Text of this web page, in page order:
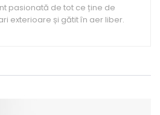
pasionată de tot ce ține de
exterioare și gătit în aer liber.